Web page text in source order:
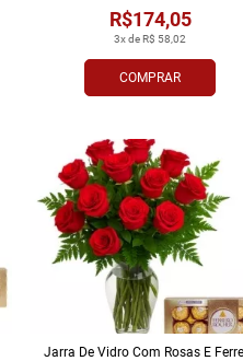
COMPRAR
3x de R$ 58,02
R$174,05
Jarra De Vidro Com Rosas E